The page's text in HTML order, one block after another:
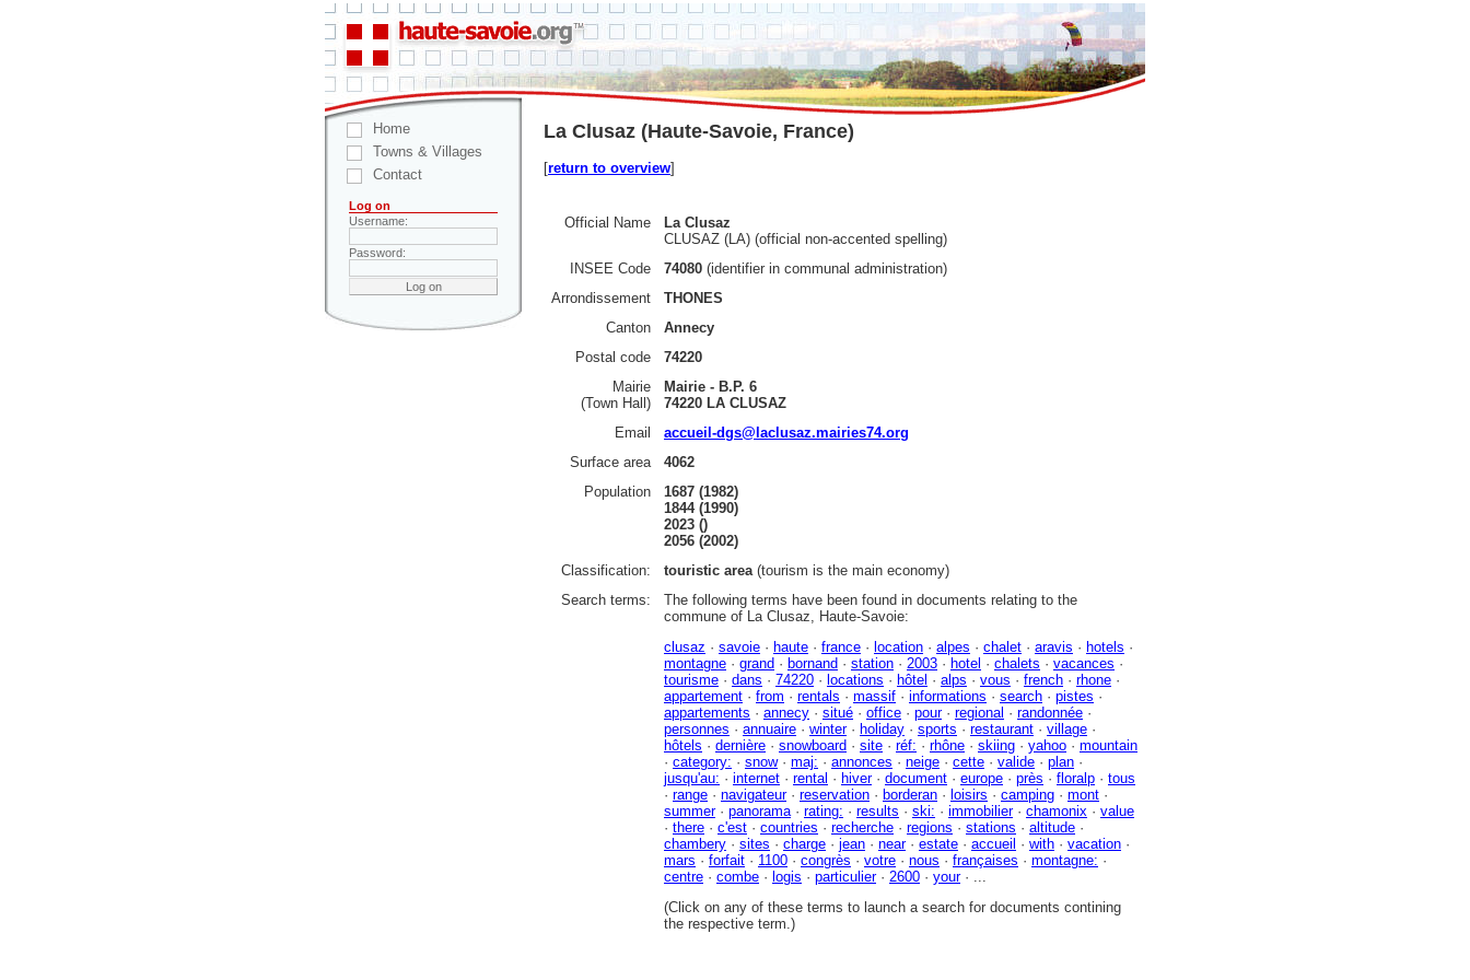
Home
Towns & Villages
Contact
Log on
Username:
Password:
La Clusaz (Haute-Savoie, France)
[return to overview]
Official Name
La Clusaz
CLUSAZ (LA) (official non-accented spelling)
INSEE Code
74080 (identifier in communal administration)
Arrondissement
THONES
Canton
Annecy
Postal code
74220
Mairie
(Town Hall)
Mairie - B.P. 6
74220 LA CLUSAZ
Email
accueil-dgs@laclusaz.mairies74.org
Surface area
4062
Population
1687 (1982)
1844 (1990)
2023 ()
2056 (2002)
Classification:
touristic area (tourism is the main economy)
Search terms:
The following terms have been found in documents relating to the
commune of La Clusaz, Haute-Savoie:
clusaz · savoie · haute · france · location · alpes · chalet · aravis · hotels ·
montagne · grand · bornand · station · 2003 · hotel · chalets · vacances ·
tourisme · dans · 74220 · locations · hôtel · alps · vous · french · rhone ·
appartement · from · rentals · massif · informations · search · pistes ·
appartements · annecy · situé · office · pour· regional · randonnée ·
personnes · annuaire · winter· holiday · sports · restaurant · village ·
hôtels · dernière · snowboard · site · réf: · rhône · skiing · yahoo · mountain
· category: · snow· maj: · annonces · neige · cette · valide · plan ·
jusqu'au: · internet · rental · hiver· document · europe · près · floralp · tous
· range · navigateur· reservation · borderan · loisirs · camping · mont ·
summer· panorama · rating: · results · ski: · immobilier· chamonix · value
· there · c'est · countries · recherche · regions · stations · altitude ·
chambery · sites · charge · jean · near· estate · accueil · with · vacation ·
mars · forfait · 1100 · congrès · votre · nous · françaises · montagne: ·
centre · combe · logis · particulier· 2600 · your· ...
(Click on any of these terms to launch a search for documents contining
the respective term.)